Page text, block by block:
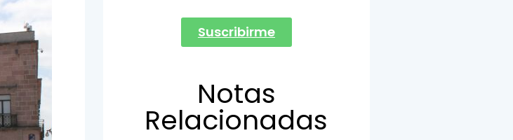
Suscribirme
Notas
Relacionadas